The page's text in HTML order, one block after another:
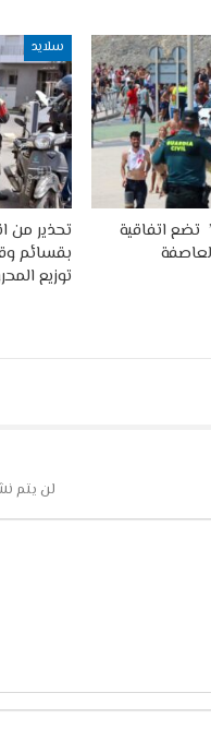
تضع اتفاقية
سلايد
تحذير من
بقسائم
توزيع
لن يتم